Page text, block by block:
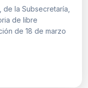
la Subsecretaría,
de libre
de 18 de marzo